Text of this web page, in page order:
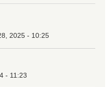
2025 - 10:25
- 11:23